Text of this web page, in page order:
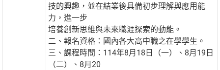
技的興趣，並在結業後具備初步理解與應用能
力，進一步
培養創新思維與未來職涯探索的動能。
二、報名資格：國內各大高中職之在學學生。
三、課程時間：114年8月18日（一）、8月19日
（二）、8月20